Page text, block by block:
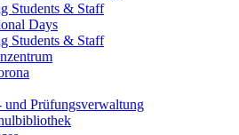
Students & Staff
Days
Students & Staff
und Prüfungsverwaltung